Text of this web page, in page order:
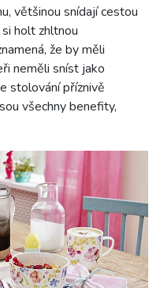
většinou snídají cestou
holt zhltnou
že by měli
neměli sníst jako
stolování příznivě
všechny benefity,